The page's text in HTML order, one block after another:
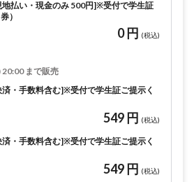
地払い・現金のみ 500円]※受付で学生証
）
0 円 (税込)
まで販売
済・手数料含む]※受付で学生証ご提示く
549 円 (税込)
済・手数料含む]※受付で学生証ご提示く
549 円 (税込)